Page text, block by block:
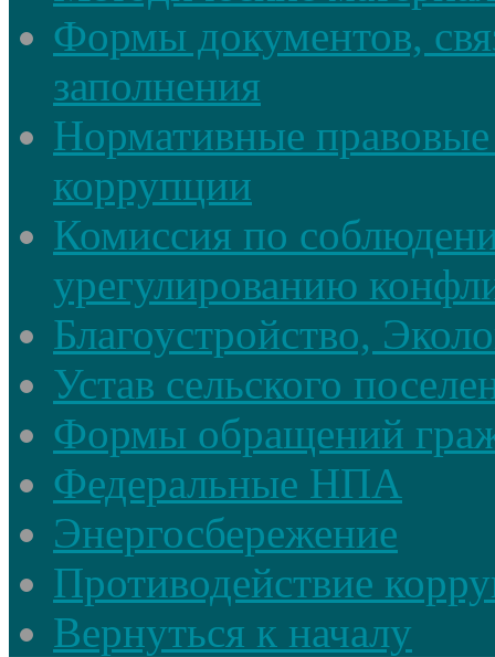
Формы документов,
заполнения
Нормативные
коррупции
Комиссия по
урегулированию
Благоустройство,
Устав сельского
Формы обращений
Федеральные НПА
Энергосбережение
Противодействие
Вернуться к началу